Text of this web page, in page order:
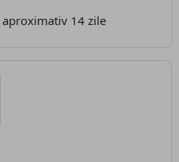
aproximativ 14 zile